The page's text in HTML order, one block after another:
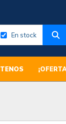
En stock